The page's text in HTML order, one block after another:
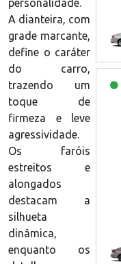
personalidade.
A dianteira, com
grade marcante,
define o caráter
do carro,
trazendo um
toque de
firmeza e leve
agressividade.
Os faróis
estreitos e
alongados
destacam a
silhueta
dinâmica,
enquanto os